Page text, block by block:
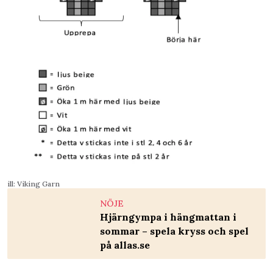
ill: Viking Garn
NÖJE
Hjärngympa i hängmattan i
sommar – spela kryss och spel
på allas.se